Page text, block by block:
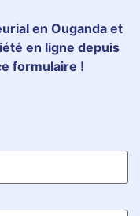
en Ouganda et
en ligne depuis
formulaire !